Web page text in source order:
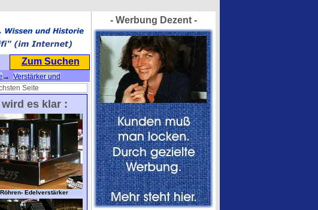
Zum Suchen
→ Verstärker und
Seite
es klar :
Edelverstärker
- Werbung Dezent -